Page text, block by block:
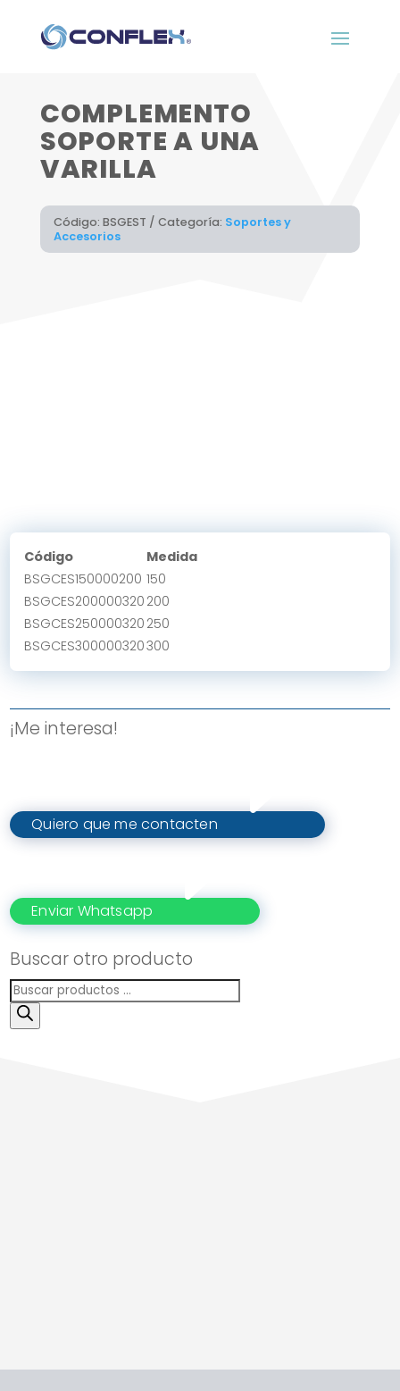
COMPLEMENTO
SOPORTE A UNA
VARILLA
Código: BSGEST Categoría: Soportes y
Accesorios
Código
Medida
BSGCES150000200 150
BSGCES200000320 200
BSGCES250000320 250
BSGCES300000320300
¡Me interesa!
Quiero que me contacten
Enviar Whatsapp
Buscar otro producto
Búsqueda
de
productos